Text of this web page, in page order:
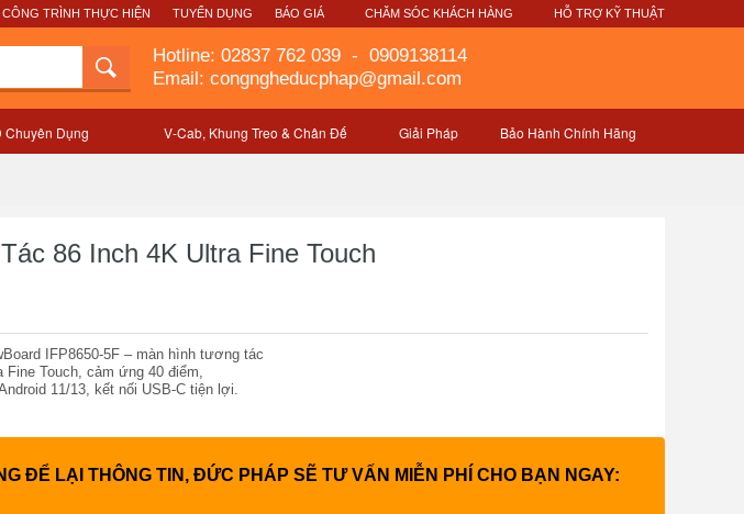
CÔNG TRÌNH THỰC HIỆN TUYỂN DỤNG BÁO GIÁ CHĂM SÓC KHÁCH HÀNG HỖ TRỢ KỸ THUẬT
Hotline: 02837 762 039 - 0909138114
Email: congngheducphap@gmail.com
Mô tả sản phẩm
Chuyên Dụng V-Cab, Khung Treo & Chân Đế Giải Pháp Bảo Hành Chính Hãng
86 Inch 4K Ultra Fine Touch
IFP8650-5F – màn hình tương tác
Fine Touch, cảm ứng 40 điểm,
11/13, kết nối USB-C tiện lợi.
ĐỂ LẠI THÔNG TIN, ĐỨC PHÁP SẼ TƯ VẤN MIỄN PHÍ CHO BẠN NGAY: